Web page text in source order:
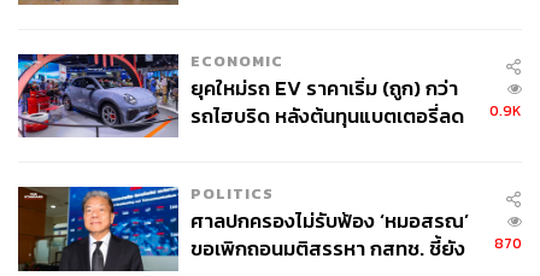
294
ABOUT THE AUTHOR
ปัทมาสน์ ชนะรัชชรักษ์
Content Creator ข่าวต่างประเทศ
ECONOMIC
ยุคใหม่รถ EV ราคาเริ่ม (ถูก) กว่า
รถไฮบริด หลังต้นทุนแบตเตอรี่ลด
0.9K
POLITICS
ศาลปกครองไม่รับฟ้อง ‘หมอสรณ’
ขอเพิกถอนมติสรรหา กสทช. ชี้ยัง
870